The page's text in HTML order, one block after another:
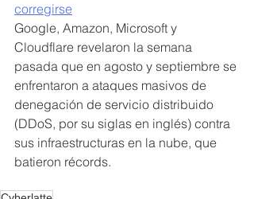
corregirse
Google, Amazon, Microsoft y
Cloudflare revelaron la semana
pasada que en agosto y septiembre se
enfrentaron a ataques masivos de
denegación de servicio distribuido
(DDoS, por su siglas en inglés) contra
sus infraestructuras en la nube, que
batieron récords.